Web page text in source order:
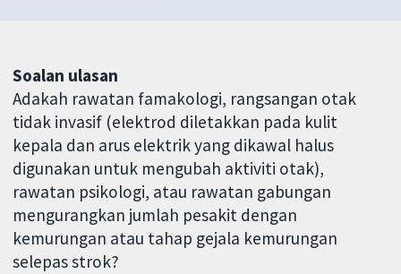
Soalan ulasan
Adakah rawatan famakologi, rangsangan otak
tidak invasif (elektrod diletakkan pada kulit
kepala dan arus elektrik yang dikawal halus
digunakan untuk mengubah aktiviti otak),
rawatan psikologi, atau rawatan gabungan
mengurangkan jumlah pesakit dengan
kemurungan atau tahap gejala kemurungan
selepas strok?